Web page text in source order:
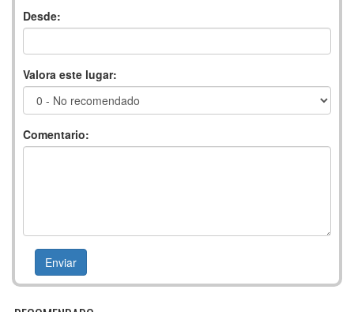
Desde:
Valora este lugar:
Comentario: